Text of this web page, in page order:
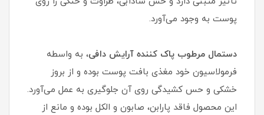
پوست به وجود می‌آورد.
دستمال مرطوب پاک کننده آرایش دافی، به واسطه
فرمولاسیون خود مغذی بافت پوست بوده و از بروز
خشکی و حس کشیدگی روی آن جلوگیری به عمل می‌آورد.
این محصول فاقد پارابن، صابون و الکل بوده و مانع از